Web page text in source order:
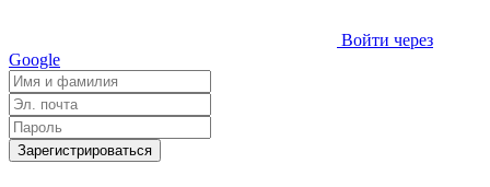
Войти через
Google
Зарегистрироваться